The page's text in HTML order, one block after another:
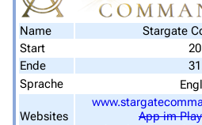
Stargate SG-1
Stargate Universe
Stargate Origins
Name
Stargate
Start
Ende
Sprache
Websites
App im